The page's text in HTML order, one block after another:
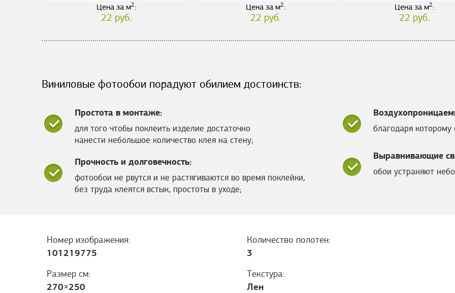
Цена за м2:
22 руб.
Цена за м2:
22 руб.
Цена за м2:
22 руб.
Виниловые фотообои порадуют обилием достоинств:
Простота в монтаже:
для того чтобы поклеить изделие достаточно
нанести небольшое количество клея на стену;
благодаря
Выравнивающие
обои устраняют
Прочность и долговечность:
фотообои не рвутся и не растягиваются во время поклейки,
без труда клеятся встык, простоты в уходе;
Номер изображения:
101219775
Количество полотен:
3
Размер см:
270×250
Текстура:
Лен